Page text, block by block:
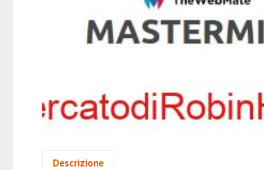
Descrizione